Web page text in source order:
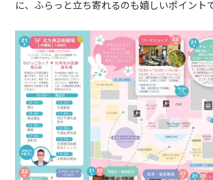
に、ふらっと立ち寄れるのも嬉しいポイントで